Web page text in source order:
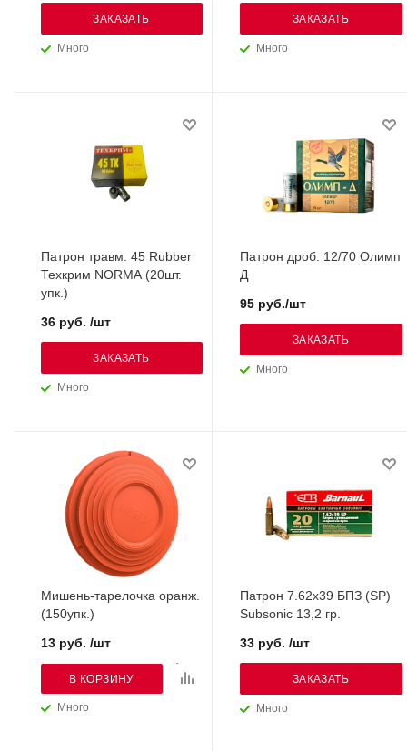
Много
ЗАКАЗАТЬ
Много
ЗАКАЗАТЬ
Патрон травм. 45 Rubber
Техкрим NORMA (20шт.
упк.)
Много
36 руб. /шт
ЗАКАЗАТЬ
Патрон дроб. 12/70 Олимп
Д
Много
95 руб./шт
ЗАКАЗАТЬ
Мишень-тарелочка оранж.
(150упк.)
Много
13 руб. /шт
В КОРЗИНУ
Патрон 7.62х39 БПЗ (SP)
Subsonic 13,2 гр.
Много
33 руб. /шт
ЗАКАЗАТЬ